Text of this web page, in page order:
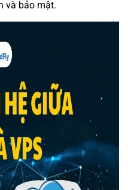
và bảo mật.